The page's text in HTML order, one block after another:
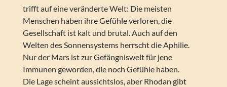
trifft auf eine veränderte Welt: Die meisten
Menschen haben ihre Gefühle verloren, die
Gesellschaft ist kalt und brutal. Auch auf den
Welten des Sonnensystems herrscht die Aphilie.
Nur der Mars ist zur Gefängniswelt für jene
Immunen geworden, die noch Gefühle haben.
Die Lage scheint aussichtslos, aber Rhodan gibt